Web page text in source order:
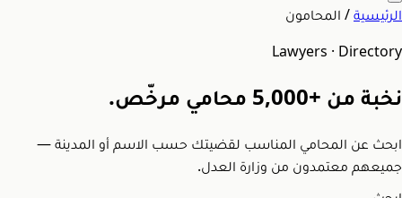
الرئيسية / المحامون
Lawyers · Directory
نخبة من +5,000 محامي مرخّص.
ابحث عن المحامي المناسب لقضيتك حسب الاسم أو المدينة —
جميعهم معتمدون من وزارة العدل.